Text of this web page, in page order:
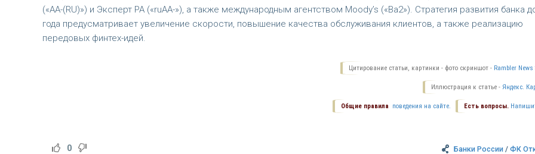
(«АА-(RU)») и Эксперт РА («ruAA-»), а также международным агентством Moody’s («Ba2»). Стратегия развития банка
года предусматривает увеличение скорости, повышение качества обслуживания клиентов, а также реализацию
передовых финтех-идей.
Цитирование статьи, картинки - фото скриншот - Rambler News
Иллюстрация к статье - Яндекс.
Есть вопросы.
Общие правила поведения на сайте.
Банки России /ФК
0